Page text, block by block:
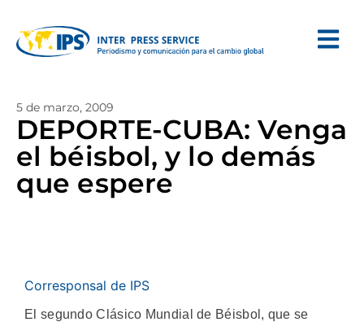
5 de marzo, 2009
DEPORTE-CUBA: Venga
el béisbol, y lo demás
que espere
Corresponsal de IPS
El segundo Clásico Mundial de Béisbol, que se